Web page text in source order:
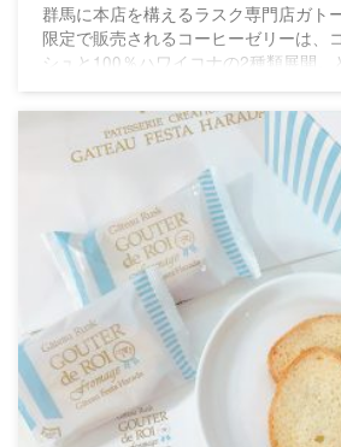
群馬に本店を構えるラスク専門店ガト
限定で販売されるコーヒーゼリーは、
シュと100％ハワイコナの2種類展開